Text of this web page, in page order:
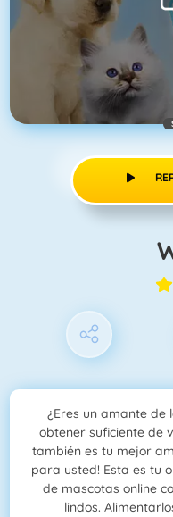
¿Eres un amante de
obtener suficiente de
también es tu mejor
para usted! Esta es tu
de mascotas online
lindos.